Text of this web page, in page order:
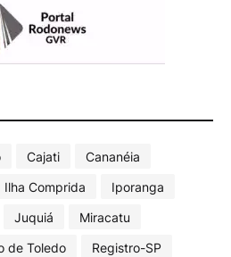
Cajati
Cananéia
Ilha Comprida
Iporanga
Juquiá
Miracatu
de Toledo
Registro-SP